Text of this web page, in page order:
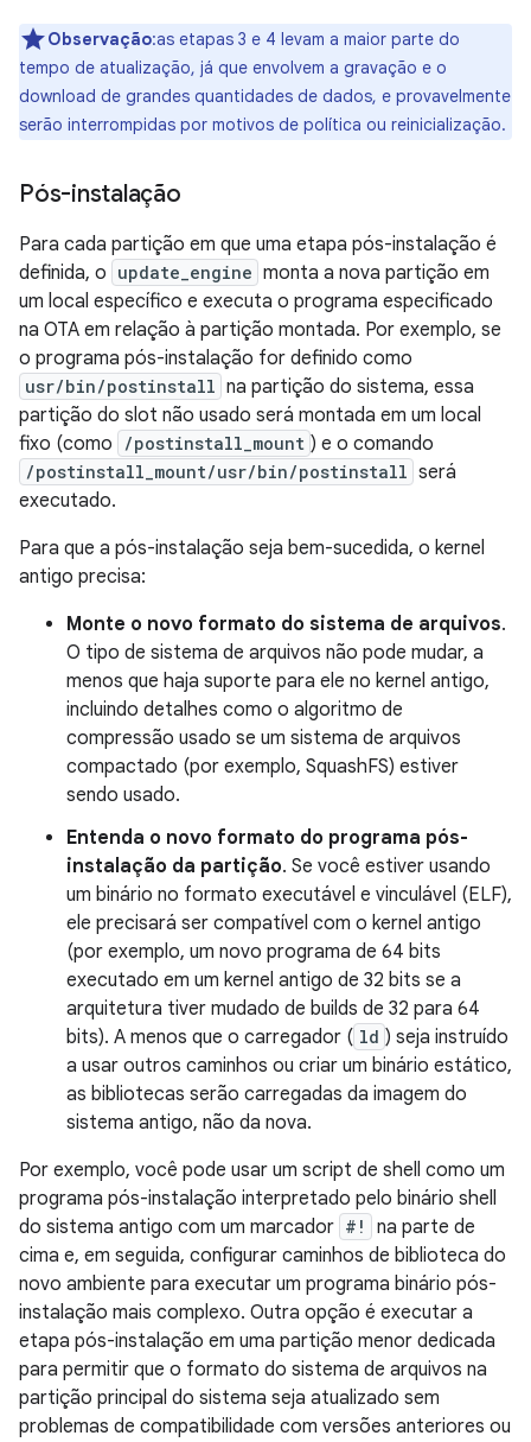
Observação:as etapas 3 e 4 levam a maior parte do
tempo de atualização, já que envolvem a gravação e o
download de grandes quantidades de dados, e provavelmente
serão interrompidas por motivos de política ou reinicialização.
Pós-instalação
Para cada partição em que uma etapa pós-instalação é
definida, o update_engine monta a nova partição em
um local específico e executa o programa especificado
na OTA em relação à partição montada. Por exemplo, se
o programa pós-instalação for definido como
usr/bin/postinstall na partição do sistema, essa
partição do slot não usado será montada em um local
fixo (como
/postinstall_mount ) e o comando
/postinstall_mount/usr/bin/postinstall será
executado.
Para que a pós-instalação seja bem-sucedida, o kernel
antigo precisa:
Monte o novo formato do sistema de arquivos.
O tipo de sistema de arquivos não pode mudar, a
menos que haja suporte para ele no kernel antigo,
incluindo detalhes como o algoritmo de
compressão usado se um sistema de arquivos
compactado (por exemplo, SquashFS) estiver
sendo usado.
Entenda o novo formato do programa pós-
instalação da partição. Se você estiver usando
um binário no formato executável e vinculável (ELF),
ele precisará ser compatível com o kernel antigo
(por exemplo, um novo programa de 64 bits
executado em um kernel antigo de 32 bits se a
arquitetura tiver mudado de builds de 32 para 64
bits). A menos que o carregador ( ld ) seja instruído
a usar outros caminhos ou criar um binário estático,
as bibliotecas serão carregadas da imagem do
sistema antigo, não da nova.
Por exemplo, você pode usar um script de shell como um
programa pós-instalação interpretado pelo binário shell
do sistema antigo com um marcador #!
na parte de
cima e, em seguida, configurar caminhos de biblioteca do
novo ambiente para executar um programa binário pós-
instalação mais complexo. Outra opção é executar a
etapa pós-instalação em uma partição menor dedicada
para permitir que o formato do sistema de arquivos na
partição principal do sistema seja atualizado sem
problemas de compatibilidade com versões anteriores ou